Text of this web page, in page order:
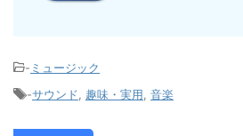
- ミュージック
-サウンド 趣味・実用 音楽